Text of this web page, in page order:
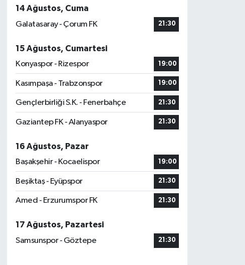
14 Ağustos, Cuma
Galatasaray - Çorum FK
21:30
15 Ağustos, Cumartesi
Konyaspor - Rizespor
19:00
Kasımpaşa - Trabzonspor 19:00
Gençlerbirliği S.K. - Fenerbahçe 21:30
Gaziantep FK - Alanyaspor 21:30
16 Ağustos, Pazar
Başakşehir - Kocaelispor
19:00
Beşiktaş - Eyüpspor 21:30
Amed - Erzurumspor FK 21:30
17 Ağustos, Pazartesi
Samsunspor - Göztepe
21:30